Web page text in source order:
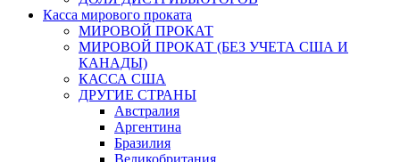
Касса мирового проката
МИРОВОЙ ПРОКАТ
МИРОВОЙ ПРОКАТ (БЕЗ УЧЕТА США И
КАНАДЫ)
КАССА США
ДРУГИЕ СТРАНЫ
Австралия
Аргентина
Бразилия
Великобритания